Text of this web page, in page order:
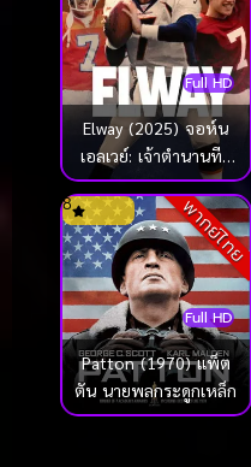
Full HD
Elway (2025) จอห์น
เอลเวย์: เจ้าตำนานทีม
เดนเวอร์ บรองโกส์
พากย์ไทย
Full HD
8
Patton (1970) แพ็ต
ตัน นายพลกระดูกเหล็ก